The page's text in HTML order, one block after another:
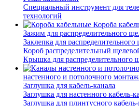
Специальный инструмент для
технологий
Короба
Зажим для распределительного
Заклепка для распределительного
Короб распределительный
Крышка для распределительного
настенного и потолочного
Заглушка для кабель-канала
Заглушка для настенного кабель-
Заглушка для плинтусного кабель-